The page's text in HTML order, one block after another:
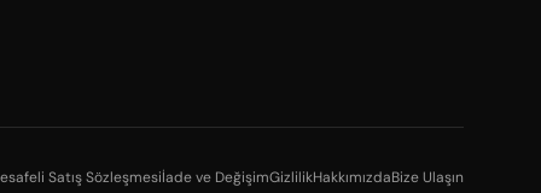
Satış Sözleşmesiİade ve DeğişimGizlilikHakkımızdaBize Ulaşın